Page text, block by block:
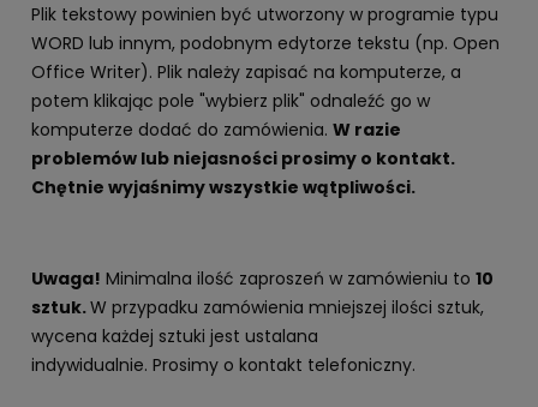
Plik tekstowy powinien być utworzony w programie typu
WORD lub innym, podobnym edytorze tekstu (np. Open
Office Writer). Plik należy zapisać na komputerze, a
potem klikając pole "wybierz plik" odnaleźć go w
komputerze dodać do zamówienia. W razie
problemów lub niejasności prosimy o kontakt.
Chętnie wyjaśnimy wszystkie wątpliwości.
Uwaga! Minimalna ilość zaproszeń w zamówieniu to 10
sztuk.W przypadku zamówienia mniejszej ilości sztuk,
wycena każdej sztuki jest ustalana
indywidualnie. Prosimy o kontakt telefoniczny.